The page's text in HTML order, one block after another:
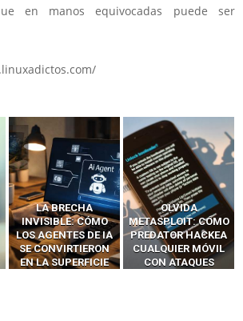
en manos equivocadas puede ser
OLVIDA
METASPLOIT: CÓMO
PREDATOR HACKEA
CUALQUIER MÓVIL
CON ATAQUES
CÓMO LOS HACKERS
INTERCEPTAN OTPS
Y LLAMADAS
MÓVILES SIN
‘HACKEAR’ — EL